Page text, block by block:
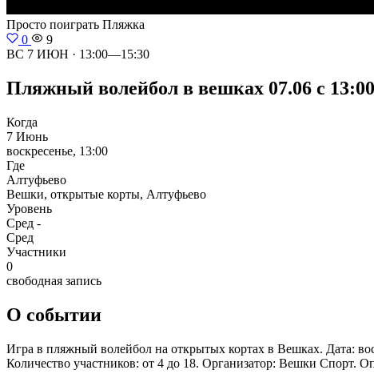
Просто поиграть Пляжка
0
9
ВС 7 ИЮН · 13:00—15:30
Пляжный волейбол в вешках 07.06 с
Когда
7 Июнь
воскресенье, 13:00
Где
Алтуфьево
Вешки, открытые корты, Алтуфьево
Уровень
Сред -
Сред
Участники
0
свободная запись
О событии
Игра в пляжный волейбол на открытых кортах в Вешках. Дата:
Количество участников: от 4 до 18. Организатор: Вешки Спорт.